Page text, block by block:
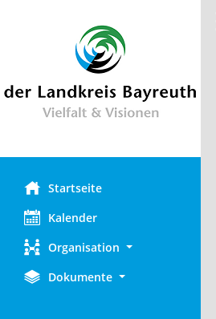
Startseite
Kalender
Organisation
Dokumente